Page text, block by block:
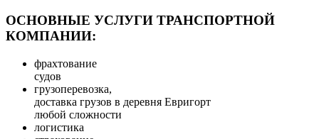
ОСНОВНЫЕ УСЛУГИ ТРАНСПОРТНОЙ
КОМПАНИИ:
фрахтование
судов
грузоперевозка,
доставка грузов в деревня Евригорт
любой сложности
логистика